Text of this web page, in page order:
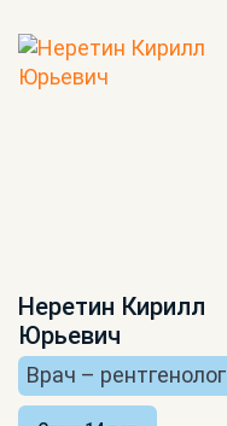
Неретин Кирилл
Юрьевич
Врач – рентгенолог